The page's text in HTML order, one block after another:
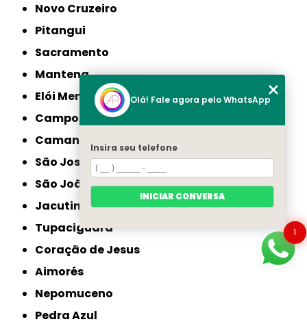
Novo Cruzeiro
Pitangui
Sacramento
Mantena
Elói Mendes
Campos Gerais
Camanducaia
São José da Lapa
São João Nepomuceno
Jacutinga
Tupaciguara
Coração de Jesus
Aimorés
Nepomuceno
Pedra Azul
1
Olá! Fale agora pelo WhatsApp
Insira seu telefone
INICIAR CONVERSA